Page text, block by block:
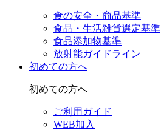
食の安全・商品基準
食品・生活雑貨選定基準
食品添加物基準
放射能ガイドライン
初めての方へ
初めての方へ
ご利用ガイド
WEB加入